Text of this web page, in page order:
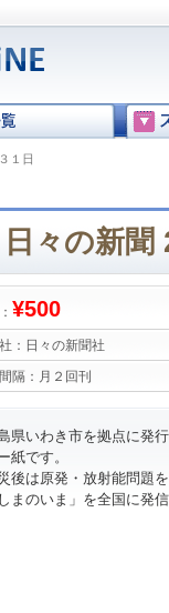
１日
日々の新聞
¥500
： 日々の新聞社
隔： 月２回刊
県いわき市を拠点に発
紙です。
後は原発・放射能問題
まのいま」を全国に発